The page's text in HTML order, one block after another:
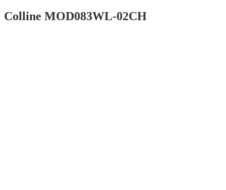
Colline MOD083WL-02CH